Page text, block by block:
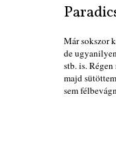
Már sokszor
de
stb. is.
majd
sem